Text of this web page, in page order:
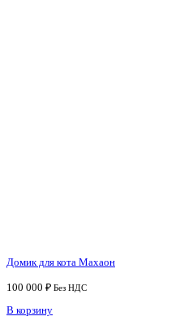
Домик для кота Махаон
100 000 ₽ Без НДС
В корзину